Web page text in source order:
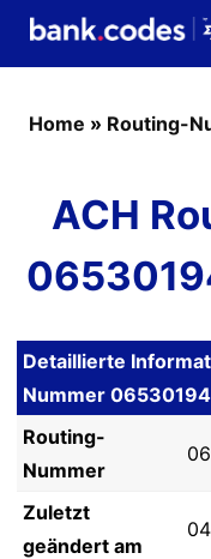
Home » Routing-
ACH
Detaillierte
Nummer
Routing-
Nummer
Zuletzt
geändert am